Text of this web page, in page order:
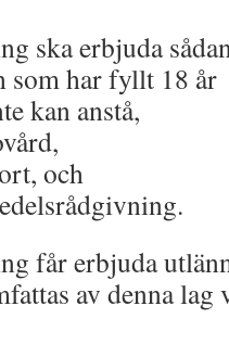
ska erbjuda
som har fyllt 18 år
kan anstå,
och
får erbjuda
av denna lag